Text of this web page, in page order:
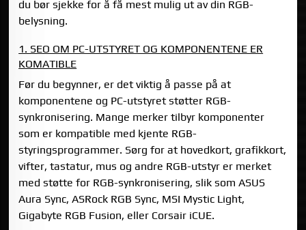
du bør sjekke for å få mest mulig ut av din RGB-
belysning.
1. SEO OM PC-UTSTYRET OG KOMPONENTENE ER
KOMATIBLE
Før du begynner, er det viktig å passe på at
komponentene og PC-utstyret støtter RGB-
synkronisering. Mange merker tilbyr komponenter
som er kompatible med kjente RGB-
styringsprogrammer. Sørg for at hovedkort, grafikkort,
vifter, tastatur, mus og andre RGB-utstyr er merket
med støtte for RGB-synkronisering, slik som ASUS
Aura Sync, ASRock RGB Sync, MSI Mystic Light,
Gigabyte RGB Fusion, eller Corsair iCUE.